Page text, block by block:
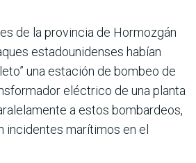
de la provincia de Hormozgán
estadounidenses habían
una estación de bombeo de
eléctrico de una planta
a estos bombardeos,
incidentes marítimos en el